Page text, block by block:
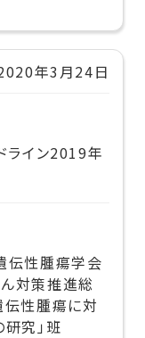
年3月24日
ライン2019年
伝性腫瘍学会
対策推進総
伝性腫瘍に対
究」班